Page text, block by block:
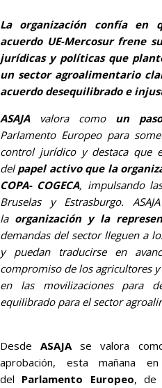
La organización confía
acuerdo UE-Mercosur frene
jurídicas y políticas que
un sector agroalimentario
acuerdo desequilibrado e
ASAJAvalora como un
Parlamento Europeo para
control jurídico y destaca que
delpapel activo que la
COPA- COGECA, impulsando
Bruselas y Estrasburgo.
la organización y la
demandas del sector lleguen a
y puedan traducirse en
compromiso de los agricultores
en las movilizaciones para
equilibrado para el sector
DesdeASAJAse valora
aprobación, esta mañana
del Parlamento Europeo, de